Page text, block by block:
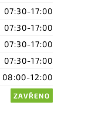
07:30-17:00
07:30-17:00
07:30-17:00
07:30-17:00
08:00-12:00
ZAVŘENO